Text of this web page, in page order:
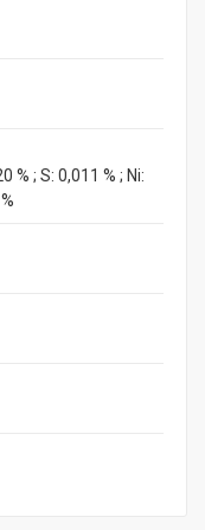
% ; S: 0,011 % ; Ni: